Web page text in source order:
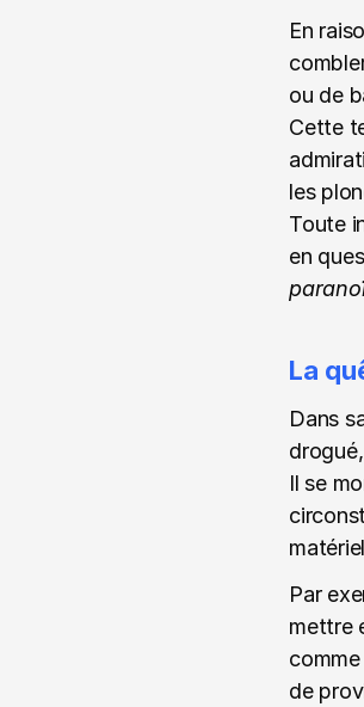
En
ou de
Cette
les
Toute
en
La
Dans
Il se
Par
mettre
de